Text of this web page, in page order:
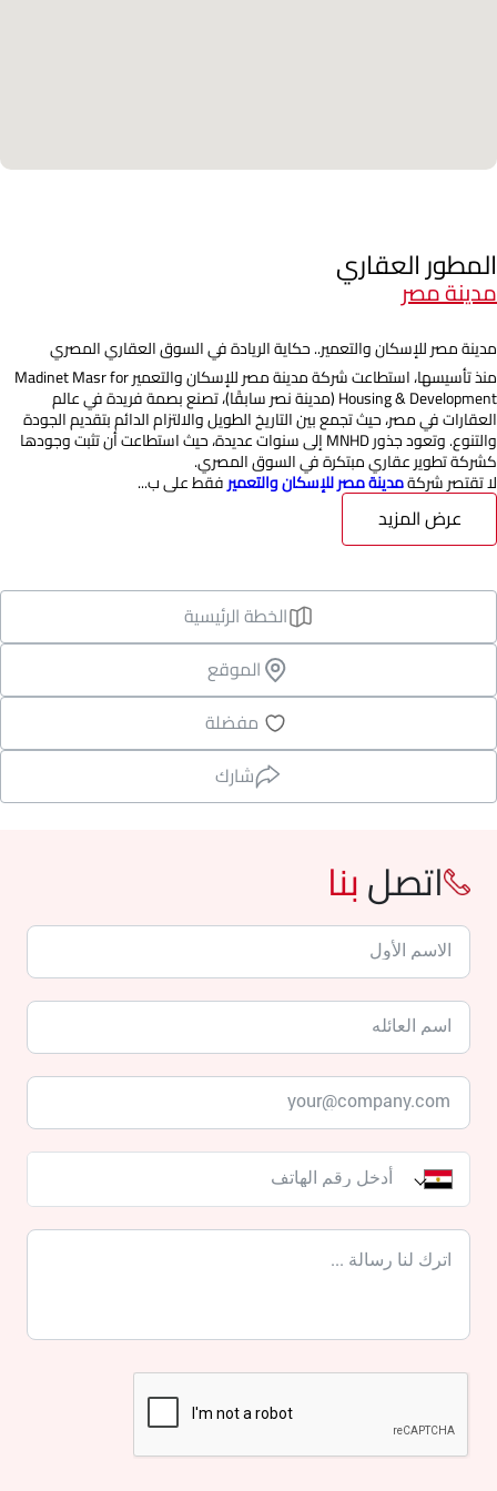
المطور العقاري
مدينة مصر
مدينة مصر للإسكان والتعمير.. حكاية الريادة في السوق العقاري المصري
منذ تأسيسها، استطاعت شركة مدينة مصر للإسكان والتعمير Madinet Masr for
Housing & Development (مدينة نصر سابقًا)، تصنع بصمة فريدة في عالم
العقارات في مصر، حيث تجمع بين التاريخ الطويل والالتزام الدائم بتقديم الجودة
والتنوع. وتعود جذور MNHD إلى سنوات عديدة، حيث استطاعت أن تثبت وجودها
كشركة تطوير عقاري مبتكرة في السوق المصري.
لا تقتصر شركةمدينة مصر للإسكان والتعميرفقط على ب...
عرض المزيد
الخطة الرئيسية
الموقع
مفضلة
شارك
اتصلبنا